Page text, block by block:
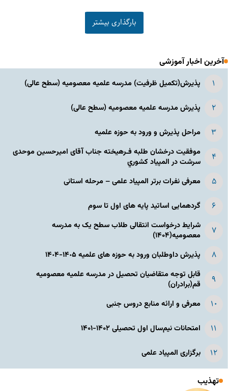
بارگذاری بیشتر
آخرین اخبار آموزشی
پذیرش(تکمیل ظرفیت) مدرسه علمیه معصومیه‌ (سطح عالی)
پذیرش مدرسه علمیه معصومیه‌ (سطح عالی)
مراحل پذیرش و ورود به حوزه علمیه
موفقیت درخشان طلبه فـرهیخته جناب آقای امیرحسین موحدی
سرشت در المپياد كشوري
معرفی نفرات برتر المپیاد علمی – مرحله استانی
گردهمایی اساتید پایه های اول تا سوم
شرایط درخواست انتقالی طلاب سطح یک به مدرسه
معصومیه(۱۴۰۴)
پذیرش داوطلبان ورود به حوزه های علمیه ١۴٠۵-١۴٠۴
قابل توجه متقاضیان تحصیل در مدرسه علمیه معصومیه
قم(برادران)
معرفی و ارائه منابع دروس جنبی
امتحانات نیم‌سال اول تحصیلی ۱۴۰۲-۱۴۰۱
برگزاری المپیاد علمی
تهذیب